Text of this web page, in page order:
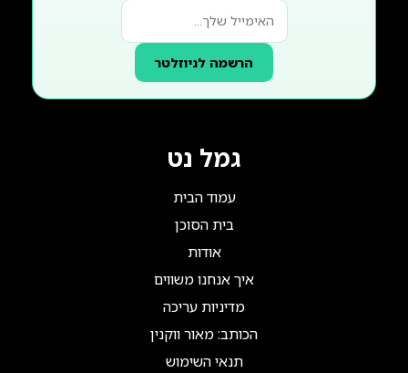
הרשמה לניוזלטר
גמל נט
עמוד הבית
בית הסוכן
אודות
איך אנחנו משווים
מדיניות עריכה
הכותב: מאור ווקנין
תנאי השימוש